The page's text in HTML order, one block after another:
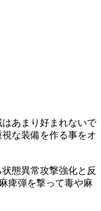
あまり好まれないで
な装備を作る事をオ
態異常攻撃強化と反
痺弾を撃って毒や麻